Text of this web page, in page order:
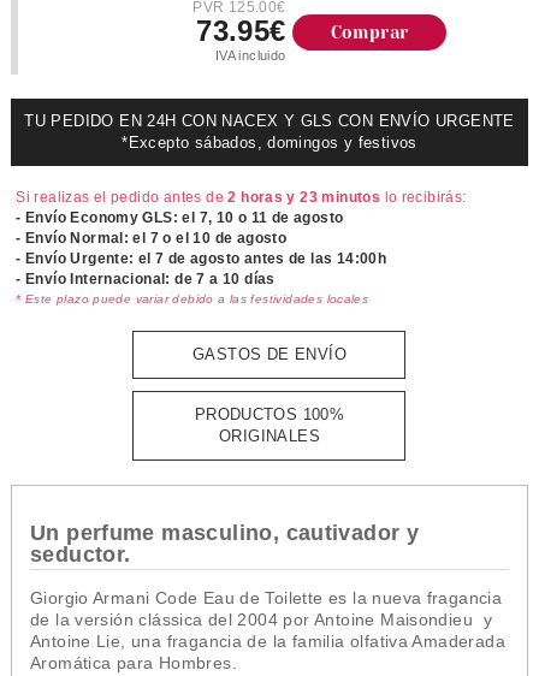
PVR 125.00€
73.95€
IVA incluido
Comprar
TU PEDIDO EN 24H CON NACEX Y GLS CON ENVÍO URGENTE
*Excepto sábados, domingos y festivos
Si realizas el pedido antes de2 horas y 23 minutos lo recibirás:
- Envío Economy GLS: el 7, 10 o 11 de agosto
- Envío Normal: el 7 o el 10 de agosto
- Envío Urgente: el7 de agosto antes de las 14:00h
- Envío Internacional: de 7 a 10 días
* Este plazo puede variar debido a las festividades locales
GASTOS DE ENVÍO
PRODUCTOS 100%
ORIGINALES
Un perfume masculino, cautivador y
seductor.
Giorgio Armani Code Eau de Toilette es la nueva fragancia
de la versión clássica del 2004 por Antoine Maisondieu y
Antoine Lie, una fragancia de la familia olfativa Amaderada
Aromática para Hombres.